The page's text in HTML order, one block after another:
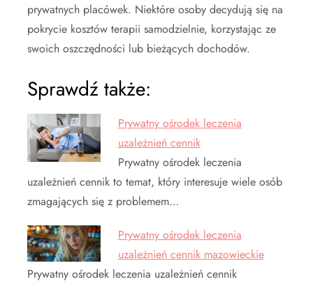
prywatnych placówek. Niektóre osoby decydują się na
pokrycie kosztów terapii samodzielnie, korzystając ze
swoich oszczędności lub bieżących dochodów.
Sprawdź także:
Prywatny ośrodek leczenia
uzależnień cennik
Prywatny ośrodek leczenia
uzależnień cennik to temat, który interesuje wiele osób
zmagających się z problemem…
Prywatny ośrodek leczenia
uzależnień cennik mazowieckie
Prywatny ośrodek leczenia uzależnień cennik